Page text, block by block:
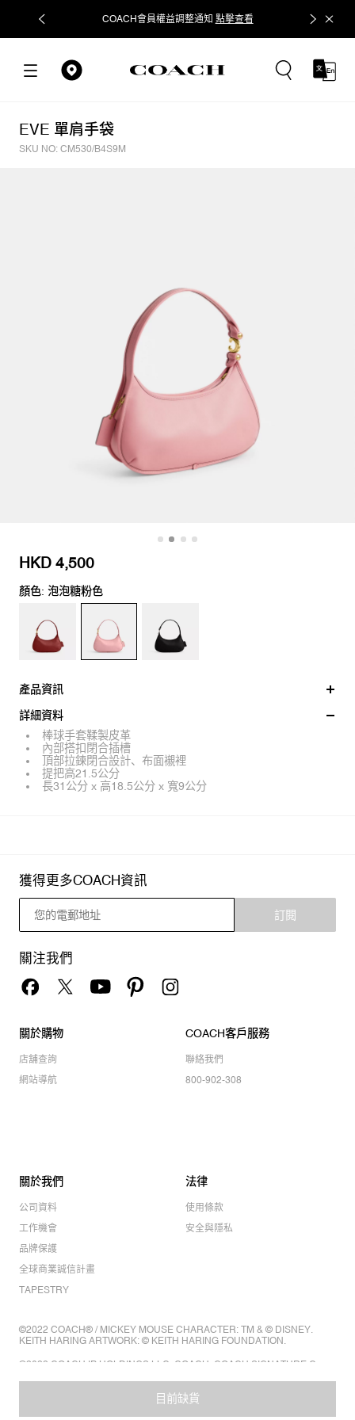
COACH會員權益調整通知 點擊查看 立即追蹤
EVE 單肩手袋
SKU NO: CM530/B4S9M
HKD 4,500
顏色: 泡泡糖粉色
產品資訊
詳細資料
棒球手套鞣製皮革
內部搭扣閉合插槽
頂部拉鍊閉合設計、布面襯裡
提把高21.5公分
長31公分 x 高18.5公分 x 寬9公分
目前缺貨
獲得更多COACH資訊
訂閱
關注我們
關於購物
店舖查詢
網站導航
COACH客戶服務
聯絡我們
800-902-308
關於我們
公司資料
工作機會
品牌保護
全球商業誠信計畫
TAPESTRY
法律
使用條款
安全與隱私
©2022 COACH® / MICKEY MOUSE CHARACTER: TM & © DISNEY.
KEITH HARING ARTWORK: © KEITH HARING FOUNDATION.
©2022 COACH IP HOLDINGS LLC. COACH, COACH SIGNATURE C